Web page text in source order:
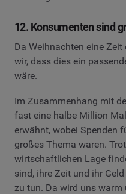
12. Konsumenten sind
Da Weihnachten eine
wir, dass dies ein
wäre.
Im Zusammenhang mit
fast eine halbe Million
erwähnt, wobei Spenden
großes Thema waren.
wirtschaftlichen Lage
sind, ihre Zeit und ihr
zu tun. Da wird uns warm